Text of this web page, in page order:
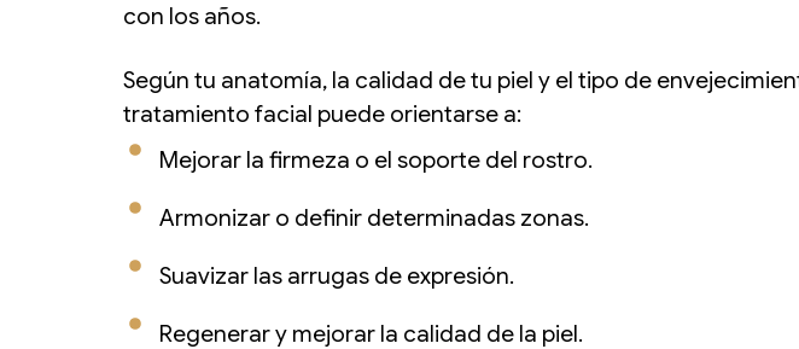
con los años.
Según tu anatomía, la calidad de tu piel y el tipo de
tratamiento facial puede orientarse a:
Mejorar la firmeza o el soporte del rostro.
Armonizar o definir determinadas zonas.
Suavizar las arrugas de expresión.
Regenerar y mejorar la calidad de la piel.